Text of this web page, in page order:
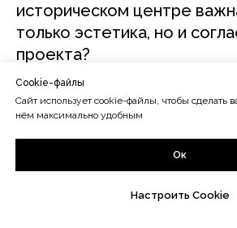
историческом центре
только эстетика, но и
проекта?
Как заказать уличную
гарантией, что она не
солнце за один сезон?
Какие световые вывески
Cookie-файлы
Сайт использует cookie-файлы, чтобы сделать
нём максимально удобным
Ок
Настроить Cookie